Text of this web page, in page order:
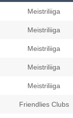
Meistriliiga
Meistriliiga
Meistriliiga
Meistriliiga
Meistriliiga
Friendlies Clubs